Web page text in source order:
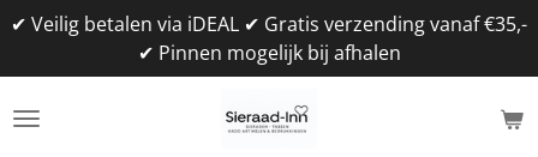
Ga
naar
de
✔ Veilig betalen via iDEAL ✔ Gratis verzending vanaf €35,-
✔ Pinnen mogelijk bij afhalen